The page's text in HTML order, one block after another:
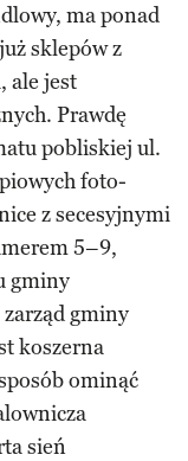
ma ponad
sklepów z
ale jest
Prawdę
pobliskiej ul.
foto-
z secesyjnymi
5–9,
gminy
gminy
koszerna
ominąć
sień